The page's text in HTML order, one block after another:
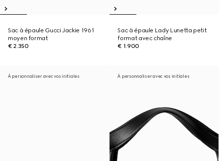
Sac à épaule Gucci Jackie 1961
moyen format
€ 2.350
Sac à épaule Lady Lunetta petit
format avec chaîne
€ 1.900
À personnaliser avec vos initiales À personnaliser avec vos initiales